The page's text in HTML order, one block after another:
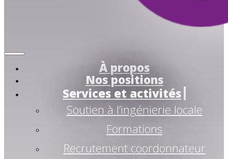
À propos
Nos positions
Services et activités
Soutien à l’ingénierie locale
Formations
Recrutement coordonnateur